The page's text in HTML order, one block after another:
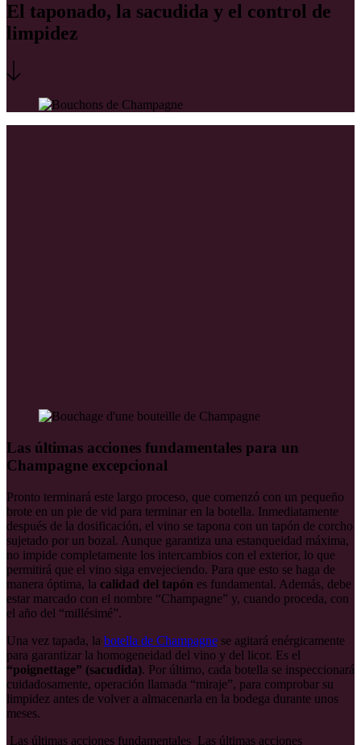
El taponado, la sacudida y el control de
limpidez
Las últimas acciones fundamentales para un
Champagne excepcional
Pronto terminará este largo proceso, que comenzó con un pequeño
brote en un pie de vid para terminar en la botella. Inmediatamente
después de la dosificación, el vino se tapona con un tapón de corcho
sujetado por un bozal. Aunque garantiza una estanqueidad máxima,
no impide completamente los intercambios con el exterior, lo que
permitirá que el vino siga envejeciendo. Para que esto se haga de
manera óptima, la calidad del tapón es fundamental. Además, debe
estar marcado con el nombre “Champagne” y, cuando proceda, con
el año del “millésimé”.
Una vez tapada, la botella de Champagne se agitará enérgicamente
para garantizar la homogeneidad del vino y del licor. Es el
“poignettage” (sacudida). Por último, cada botella se inspeccionará
cuidadosamente, operación llamada “miraje”, para comprobar su
limpidez antes de volver a almacenarla en la bodega durante unos
meses.
Las últimas acciones fundamentales Las últimas acciones